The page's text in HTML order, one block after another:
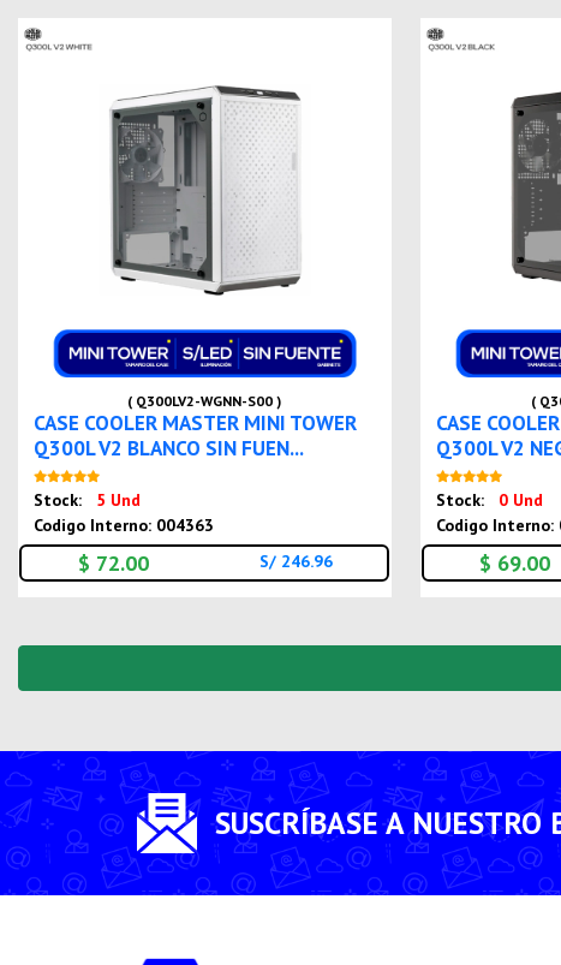
( Q300LV2-WGNN-S00 )
CASE COOLER MASTER MINI TOWER
Q300L V2 BLANCO SIN FUEN...
Stock:
5 Und
Codigo Interno: 004363
$ 72.00 S/ 246.96
(
CASE
Q300L V2
Stock:
0 Und
Codigo Interno:
$ 69.00
SUSCRÍBASE A NUESTRO